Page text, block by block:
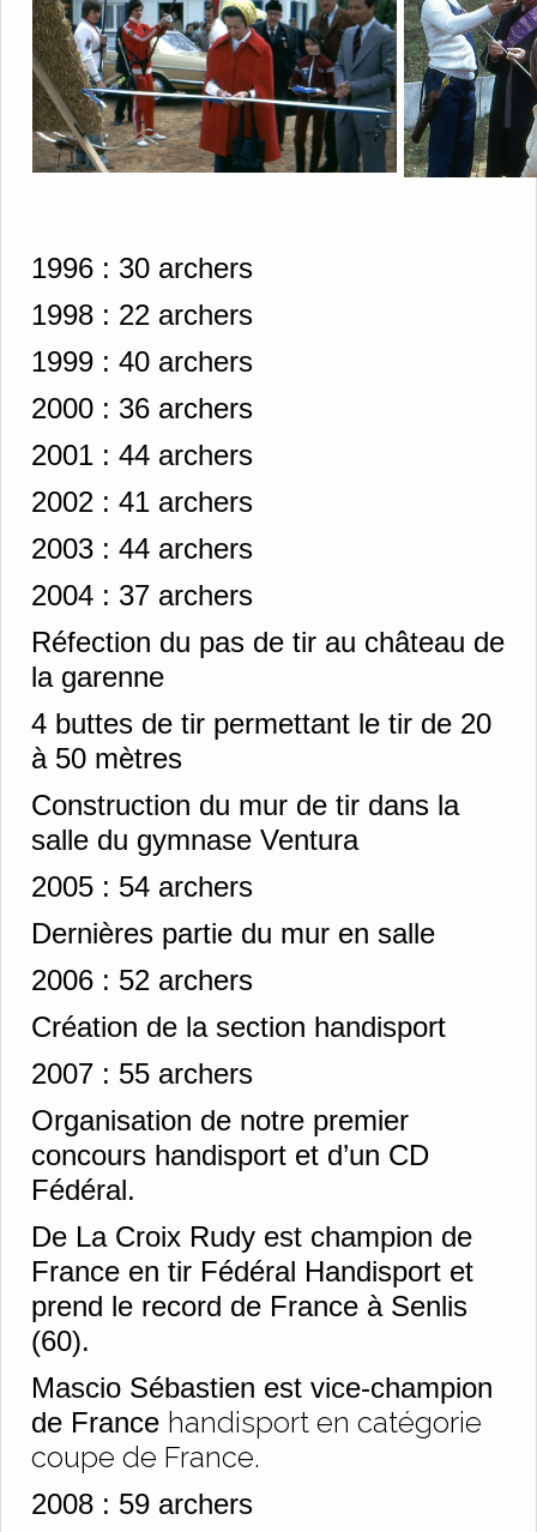
1996 : 30 archers
1998 : 22 archers
1999 : 40 archers
2000 : 36 archers
2001 : 44 archers
2002 : 41 archers
2003 : 44 archers
2004 : 37 archers
Réfection du pas de tir au château de
la garenne
4 buttes de tir permettant le tir de 20
à 50 mètres
Construction du mur de tir dans la
salle du gymnase Ventura
2005 : 54 archers
Dernières partie du mur en salle
2006 : 52 archers
Création de la section handisport
2007 : 55 archers
Organisation de notre premier
concours handisport et d’un CD
Fédéral.
De La Croix Rudy est champion de
France en tir Fédéral Handisport et
prend le record de France à Senlis
(60).
Mascio Sébastien est vice-champion
de France handisport en catégorie
coupe de France.
2008 : 59 archers